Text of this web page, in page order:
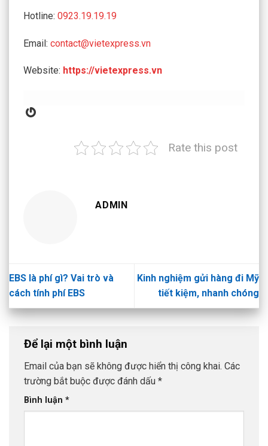
Hotline: 0923.19.19.19
Email: contact@vietexpress.vn
Website: https://vietexpress.vn
Gravatar
Rate this post
ADMIN
EBS là phí gì? Vai trò và
cách tính phí EBS
Kinh nghiệm gửi hàng đi Mỹ
tiết kiệm, nhanh chóng
Để lại một bình luận
Email của bạn sẽ không được hiển thị công khai. Các
trường bắt buộc được đánh dấu *
Bình luận *